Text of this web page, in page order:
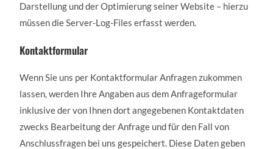
Darstellung und der Optimierung seiner Website – hierzu
müssen die Server-Log-Files erfasst werden.
Kontaktformular
Wenn Sie uns per Kontaktformular Anfragen zukommen
lassen, werden Ihre Angaben aus dem Anfrageformular
inklusive der von Ihnen dort angegebenen Kontaktdaten
zwecks Bearbeitung der Anfrage und für den Fall von
Anschlussfragen bei uns gespeichert. Diese Daten geben